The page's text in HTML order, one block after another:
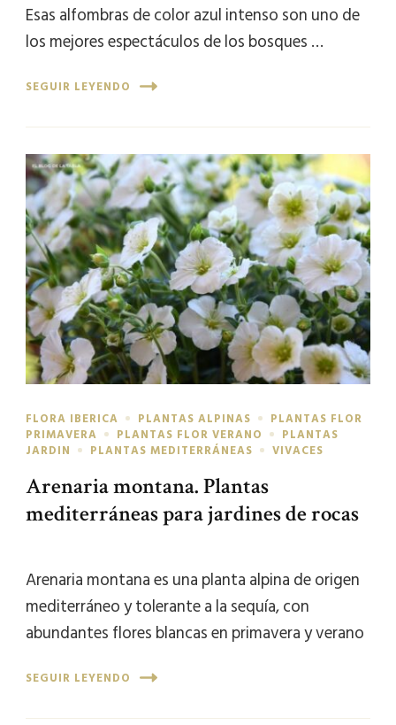
Esas alfombras de color azul intenso son uno de
los mejores espectáculos de los bosques …
SEGUIR LEYENDO
FLORA IBERICA PLANTAS ALPINAS
PLANTAS FLOR
PRIMAVERA
PLANTAS FLOR VERANO
PLANTAS
JARDIN
PLANTAS MEDITERRÁNEAS VIVACES
Arenaria montana. Plantas
mediterráneas para jardines de rocas
Arenaria montana es una planta alpina de origen
mediterráneo y tolerante a la sequía, con
abundantes flores blancas en primavera y verano
SEGUIR LEYENDO